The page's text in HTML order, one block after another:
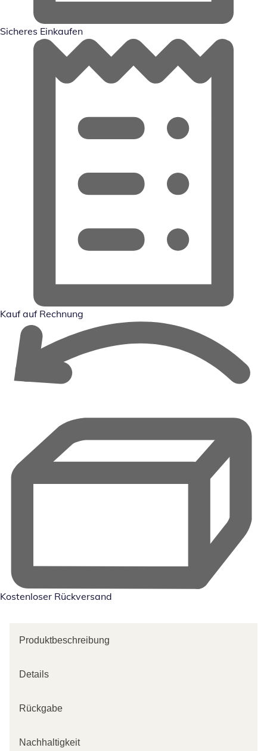
Sicheres Einkaufen
Kauf auf Rechnung
Kostenloser Rückversand
Produktbeschreibung
Details
Rückgabe
Nachhaltigkeit